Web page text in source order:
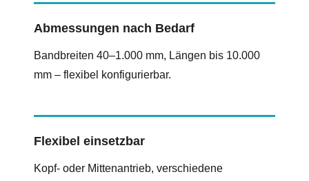
Abmessungen nach Bedarf
Bandbreiten 40–1.000 mm, Längen bis 10.000
mm – flexibel konfigurierbar.
Flexibel einsetzbar
Kopf- oder Mittenantrieb, verschiedene